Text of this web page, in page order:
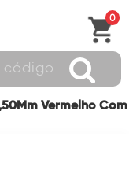
0
Vermelho Com